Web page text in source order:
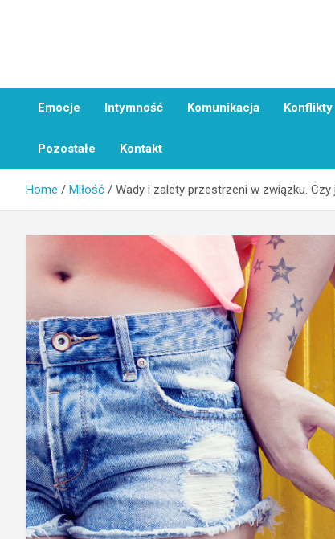
On i Ja
Emocje Intymność Komunikacja Konflikty
Pozostałe Kontakt
Home Miłość Wady i zalety przestrzeni w związku.